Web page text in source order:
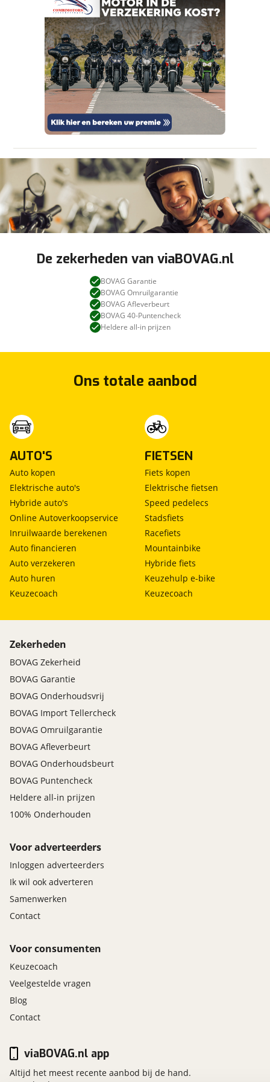
onzeprivacyverklaring .
Verstuur mijn vraag
viaBOVAG.nl verwerkt je persoonsgegevens
om je aanvraag zo goed mogelijk bij de
aanbieder te brengen. Lees hier meer over in
onzeprivacyverklaring .
Stuur mijn bevinding door
De zekerheden van viaBOVAG.nl
BOVAG Garantie
BOVAG Omruilgarantie
BOVAG Afleverbeurt
BOVAG 40-Puntencheck
Heldere all-in prijzen
Ons totale aanbod
AUTO'S
Auto kopen
Elektrische auto's
Hybride auto's
Online Autoverkoopservice
Inruilwaarde berekenen
Auto financieren
Auto verzekeren
Auto huren
Keuzecoach
FIETSEN
Fiets kopen
Elektrische fietsen
Speed pedelecs
Stadsfiets
Racefiets
Mountainbike
Hybride fiets
Keuzehulp e-bike
Keuzecoach
Zekerheden
BOVAG Zekerheid
BOVAG Garantie
BOVAG Onderhoudsvrij
BOVAG Import Tellercheck
BOVAG Omruilgarantie
BOVAG Afleverbeurt
BOVAG Onderhoudsbeurt
BOVAG Puntencheck
Heldere all-in prijzen
100% Onderhouden
Voor adverteerders
Inloggen adverteerders
Ik wil ook adverteren
Samenwerken
Contact
Voor consumenten
Keuzecoach
Veelgestelde vragen
Blog
Contact
viaBOVAG.nl app
Altijd het meest recente aanbod bij de hand.